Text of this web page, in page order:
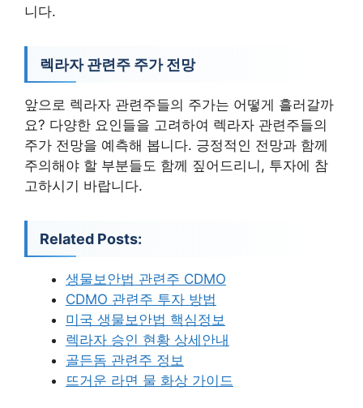
니다.
렉라자 관련주 주가 전망
앞으로 렉라자 관련주들의 주가는 어떻게 흘러갈까
요? 다양한 요인들을 고려하여 렉라자 관련주들의
주가 전망을 예측해 봅니다. 긍정적인 전망과 함께
주의해야 할 부분들도 함께 짚어드리니, 투자에 참
고하시기 바랍니다.
Related Posts:
생물보안법 관련주 CDMO
CDMO 관련주 투자 방법
미국 생물보안법 핵심정보
렉라자 승인 현황 상세안내
골든돔 관련주 정보
뜨거운 라면 물 화상 가이드